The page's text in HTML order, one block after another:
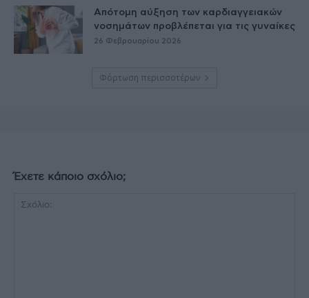
Απότομη αύξηση των καρδιαγγειακών
νοσημάτων προβλέπεται για τις γυναίκες
26 Φεβρουαρίου 2026
Φόρτωση περισσοτέρων
Έχετε κάποιο σχόλιο;